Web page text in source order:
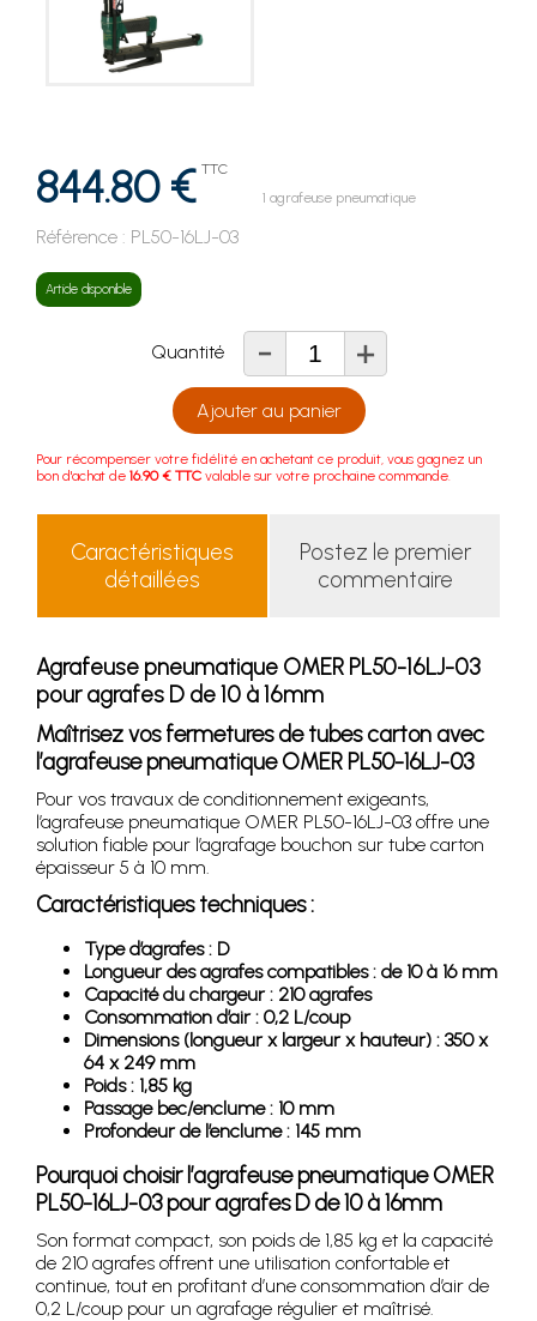
844.80 € TTC
1 agrafeuse pneumatique
Référence : PL50-16LJ-03
Article disponible
Quantité - +
Ajouter au panier
Pour récompenser votre fidélité en achetant ce produit, vous gagnez un
bon d'achat de 16.90 € TTC valable sur votre prochaine commande.
Caractéristiques
détaillées
Postez le premier
commentaire
Agrafeuse pneumatique OMER PL50-16LJ-03
pour agrafes D de 10 à 16mm
Maîtrisez vos fermetures de tubes carton avec
l’agrafeuse pneumatique OMER PL50-16LJ-03
Pour vos travaux de conditionnement exigeants,
l’agrafeuse pneumatique OMER PL50-16LJ-03 offre une
solution fiable pour l’agrafage bouchon sur tube carton
épaisseur 5 à 10 mm.
Caractéristiques techniques :
Type d’agrafes : D
Longueur des agrafes compatibles : de 10 à 16 mm
Capacité du chargeur : 210 agrafes
Consommation d’air : 0,2 L/coup
Dimensions (longueur x largeur x hauteur) : 350 x
64 x 249 mm
Poids : 1,85 kg
Passage bec/enclume : 10 mm
Profondeur de l’enclume : 145 mm
Pourquoi choisir l’agrafeuse pneumatique OMER
PL50-16LJ-03 pour agrafes D de 10 à 16mm
Son format compact, son poids de 1,85 kg et la capacité
de 210 agrafes offrent une utilisation confortable et
continue, tout en profitant d’une consommation d’air de
0,2 L/coup pour un agrafage régulier et maîtrisé.